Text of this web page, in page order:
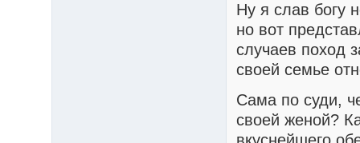
Ну я слав богу
но вот
случаев поход
своей семье
Сама по суди,
своей женой?